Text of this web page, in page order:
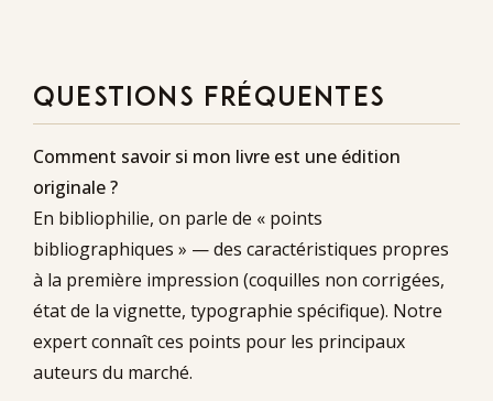
QUESTIONS FRÉQUENTES
Comment savoir si mon livre est une édition
originale ?
En bibliophilie, on parle de « points
bibliographiques » — des caractéristiques propres
à la première impression (coquilles non corrigées,
état de la vignette, typographie spécifique). Notre
expert connaît ces points pour les principaux
auteurs du marché.